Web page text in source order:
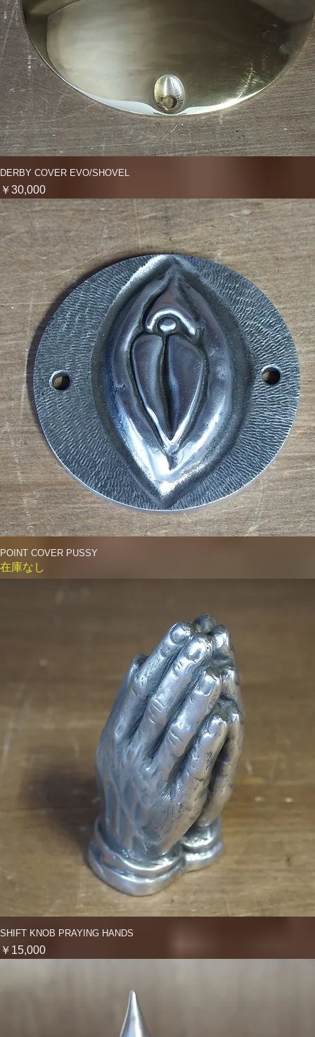
DERBY COVER EVO/SHOVEL
価格
￥30,000
POINT COVER PUSSY
在庫なし
SHIFT KNOB PRAYING HANDS
価格
￥15,000